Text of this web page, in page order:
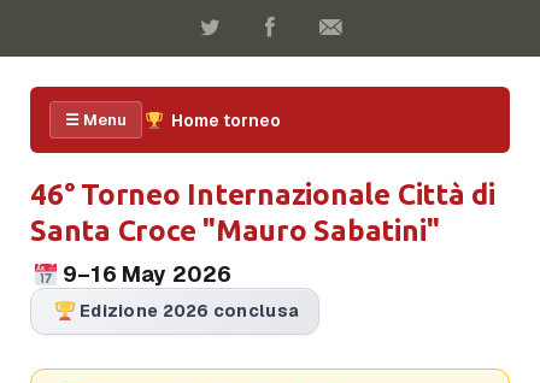
☰ Menu Home torneo
46° Torneo Internazionale Città di
Santa Croce "Mauro Sabatini"
9–16 May 2026
Edizione 2026 conclusa